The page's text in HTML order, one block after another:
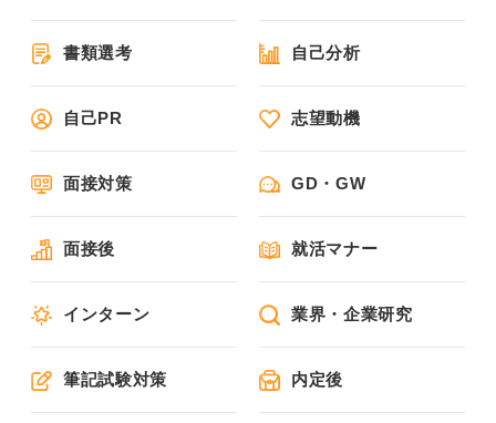
書類選考 自己分析
自己PR 志望動機
面接対策 GD・GW
面接後 就活マナー
インターン 業界・企業研究
筆記試験対策 内定後